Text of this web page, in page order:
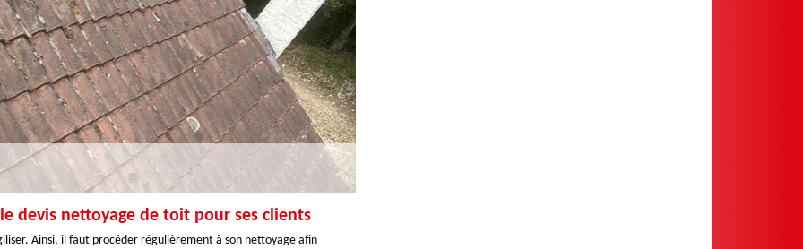
devis nettoyage de toit pour ses clients
Ainsi, il faut procéder régulièrement à son nettoyage afin